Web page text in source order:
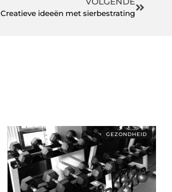
Creatieve ideeën met sierbestrating
GEZONDHEID